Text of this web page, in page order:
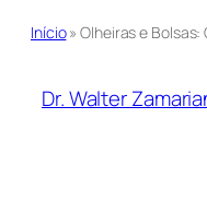
Início»Olheiras e Bolsas:
Dr. Walter